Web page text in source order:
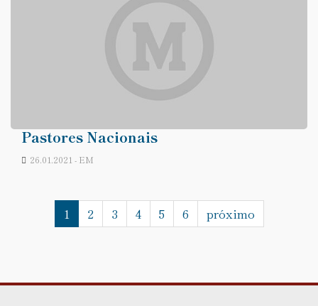
Pastores Nacionais
26.01.2021 - EM
1 2 3 4 5 6 próximo